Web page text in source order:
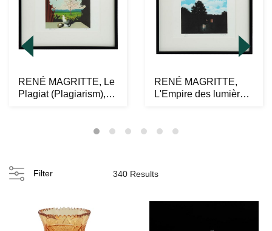
RENÉ MAGRITTE, Le
Plagiat (Plagiarism),
RENÉ MAGRITTE,
L'Empire des lumières,
Filter 340 Results